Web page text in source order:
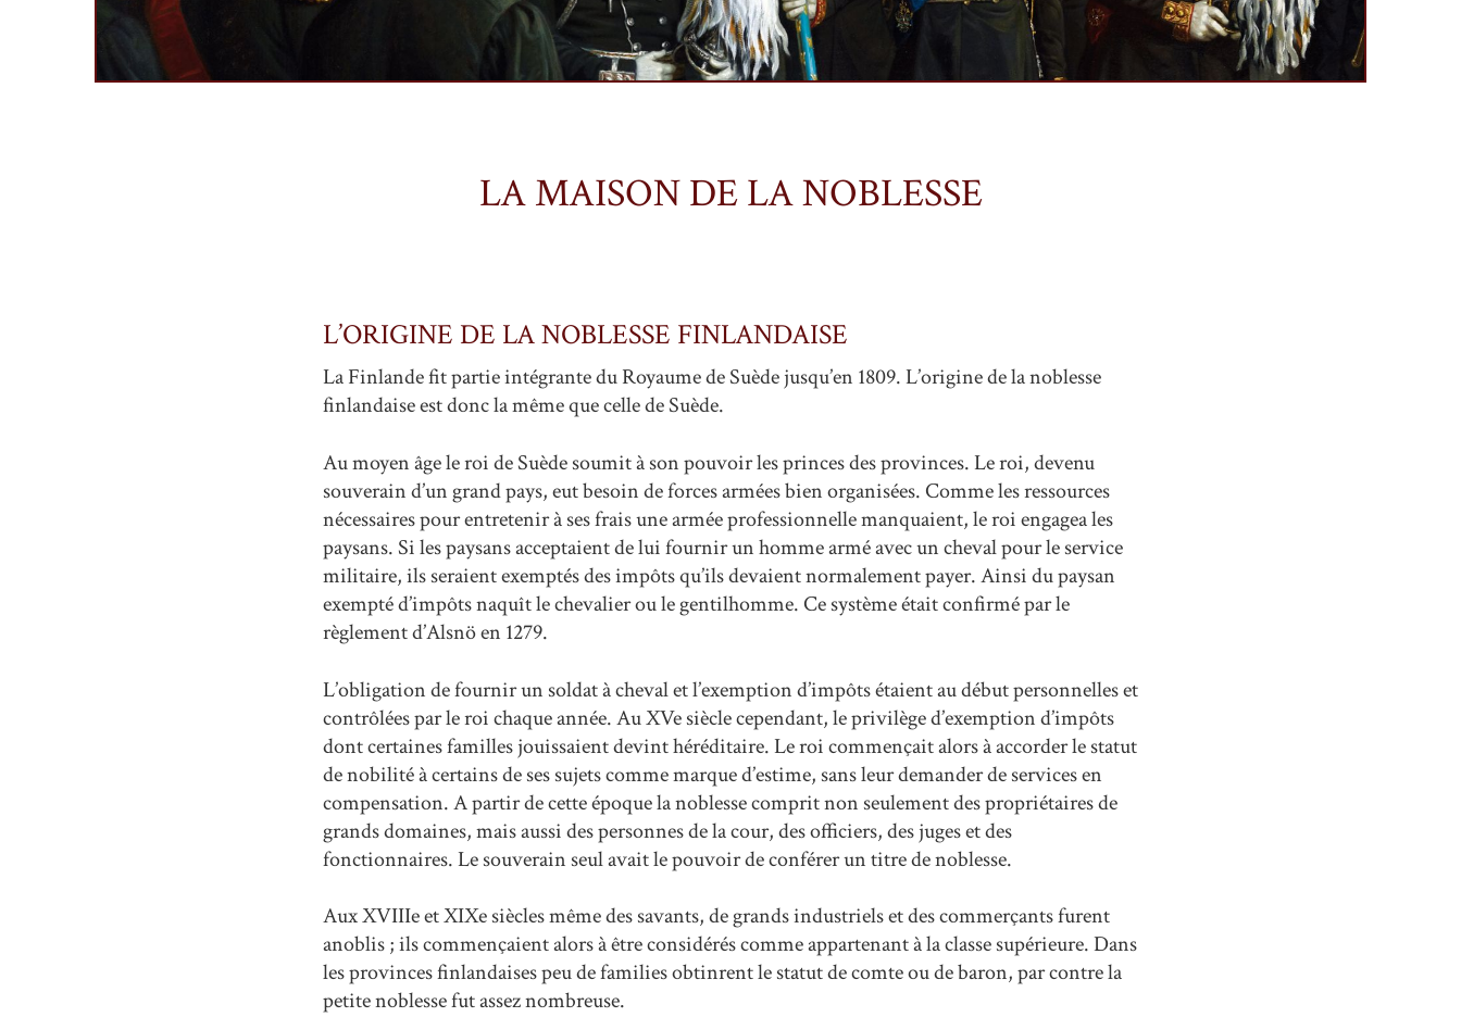
LA MAISON DE LA NOBLESSE
L’ORIGINE DE LA NOBLESSE FINLANDAISE
La Finlande fit partie intégrante du Royaume de Suède jusqu’en 1809. L’origine de la noblesse
finlandaise est donc la même que celle de Suède.
Au moyen âge le roi de Suède soumit à son pouvoir les princes des provinces. Le roi, devenu
souverain d’un grand pays, eut besoin de forces armées bien organisées. Comme les ressources
nécessaires pour entretenir à ses frais une armée professionnelle manquaient, le roi engagea les
paysans. Si les paysans acceptaient de lui fournir un homme armé avec un cheval pour le service
militaire, ils seraient exemptés des impôts qu’ils devaient normalement payer. Ainsi du paysan
exempté d’impôts naquît le chevalier ou le gentilhomme. Ce système était confirmé par le
règlement d’Alsnö en 1279.
L’obligation de fournir un soldat à cheval et l’exemption d’impôts étaient au début personnelles et
contrôlées par le roi chaque année. Au XVe siècle cependant, le privilège d’exemption d’impôts
dont certaines familles jouissaient devint héréditaire. Le roi commençait alors à accorder le statut
de nobilité à certains de ses sujets comme marque d’estime, sans leur demander de services en
compensation. A partir de cette époque la noblesse comprit non seulement des propriétaires de
grands domaines, mais aussi des personnes de la cour, des officiers, des juges et des
fonctionnaires. Le souverain seul avait le pouvoir de conférer un titre de noblesse.
Aux XVIIIe et XIXe siècles même des savants, de grands industriels et des commerçants furent
anoblis ; ils commençaient alors à être considérés comme appartenant à la classe supérieure. Dans
les provinces finlandaises peu de families obtinrent le statut de comte ou de baron, par contre la
petite noblesse fut assez nombreuse.